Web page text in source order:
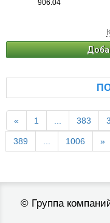
906.04
« 1 ... 383
389 ... 1006 »
© Группа